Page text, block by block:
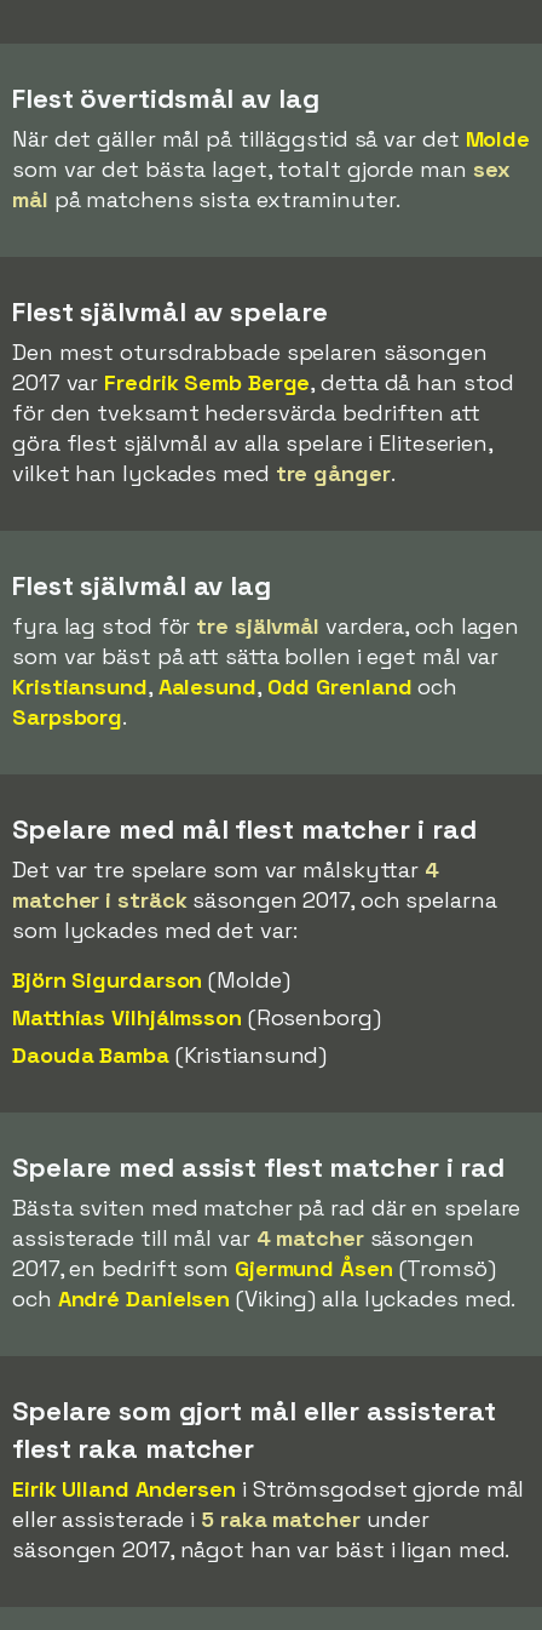
Flest övertidsmål av lag
När det gäller mål på tilläggstid så var det Molde
som var det bästa laget, totalt gjorde man sex
mål på matchens sista extraminuter.
Flest självmål av spelare
Den mest otursdrabbade spelaren säsongen
2017 var Fredrik Semb Berge, detta då han stod
för den tveksamt hedersvärda bedriften att
göra flest självmål av alla spelare i Eliteserien,
vilket han lyckades med tre gånger.
Flest självmål av lag
fyra lag stod för tre självmål vardera, och lagen
som var bäst på att sätta bollen i eget mål var
Kristiansund, Aalesund, Odd Grenland och
Sarpsborg.
Spelare med mål flest matcher i rad
Det var tre spelare som var målskyttar 4
matcher i sträcksäsongen 2017, och spelarna
som lyckades med det var:
Björn Sigurdarson (Molde)
Matthias Vilhjálmsson (Rosenborg)
Daouda Bamba(Kristiansund)
Spelare med assist flest matcher i rad
Bästa sviten med matcher på rad där en spelare
assisterade till mål var 4 matchersäsongen
2017, en bedrift som Gjermund Åsen (Tromsö)
och André Danielsen (Viking) alla lyckades med.
Spelare som gjort mål eller assisterat
flest raka matcher
Eirik Ulland Andersen i Strömsgodset gjorde mål
eller assisterade i 5 raka matcherunder
säsongen 2017, något han var bäst i ligan med.